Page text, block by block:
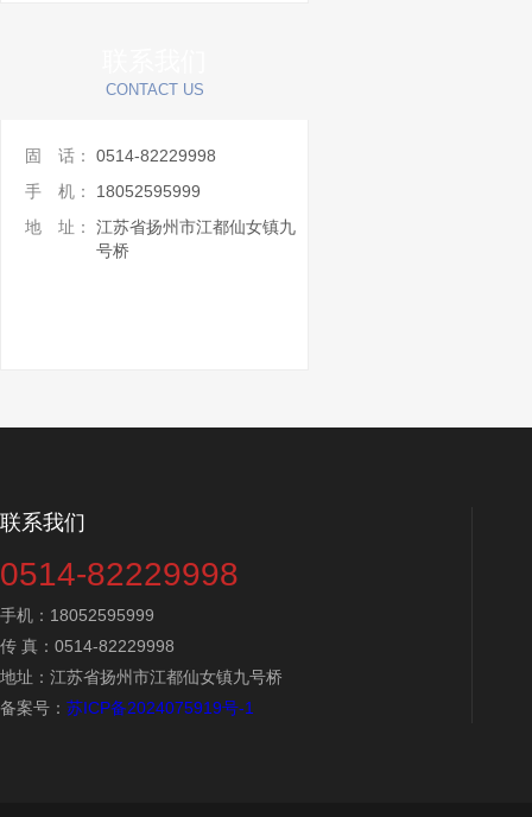
CONTACT US
固 话：
0514-82229998
手 机：
18052595999
地 址：
江苏省扬州市江都仙女镇九
号桥
联系我们
0514-82229998
手机：18052595999
传 真：0514-82229998
地址：江苏省扬州市江都仙女镇九号桥
备案号： 苏ICP备2024075919号-1